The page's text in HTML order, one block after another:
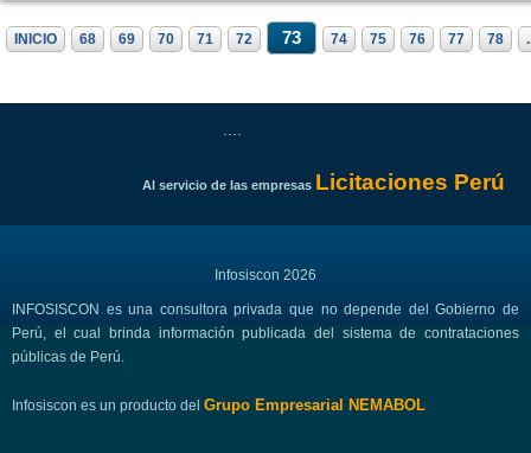
INICIO 68 69 70 71 72 73 74 75 76 77 78
Al servicio de las empresas Licitaciones Perú
Infosiscon 2026
INFOSISCON es una consultora privada que no depende del Gobierno de
Perú, el cual brinda información publicada del sistema de contrataciones
públicas de Perú.
Infosiscon es un producto del Grupo Empresarial NEMABOL